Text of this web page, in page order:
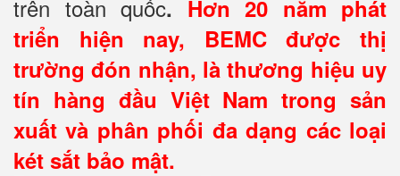
trên toàn quốc. Hơn 20 năm phát
triển hiện nay, BEMC được thị
trường đón nhận, là thương hiệu uy
tín hàng đầu Việt Nam trong sản
xuất và phân phối đa dạng các loại
két sắt bảo mật.